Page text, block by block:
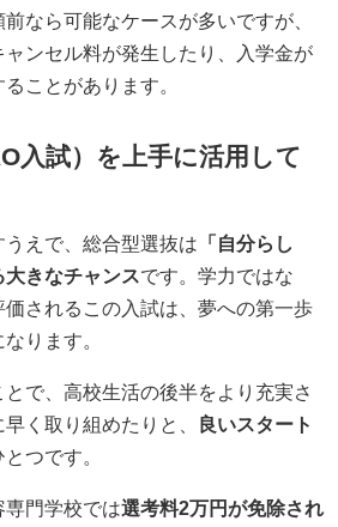
なら可能なケースが多いですが、
ンセル料が発生したり、入学金が
ことがあります。
入試）を上手に活用して
えで、総合型選抜は 「自分らし
大きなチャンスです。学力ではな
価されるこの入試は、夢への第一歩
ります。
で、高校生活の後半をより充実さ
く取り組めたりと、
良いスタート
つです。
専門学校では選考料2万円が免除され